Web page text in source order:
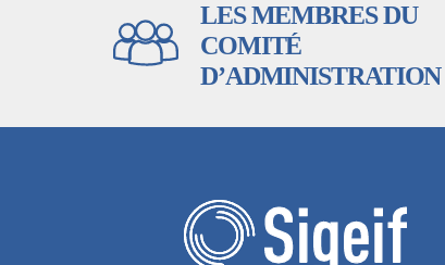
LES MEMBRES DU
COMITÉ
D’ADMINISTRATION